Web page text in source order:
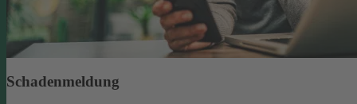
Schadenmeldung